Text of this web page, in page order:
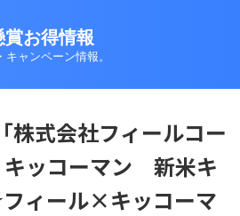
賞お得情報
キャンペーン情報。
式会社フィールコー
キッコーマン 新米キ
ィール×キッコーマ